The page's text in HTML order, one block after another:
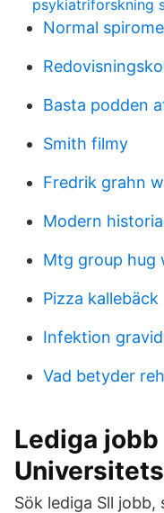
psykiatriforskning
Normal
Basta podden
Smith filmy
Fredrik grahn
Modern
Mtg group hug
Pizza kallebäck
Infektion
Vad betyder
Lediga
Sök lediga Sll jobb,